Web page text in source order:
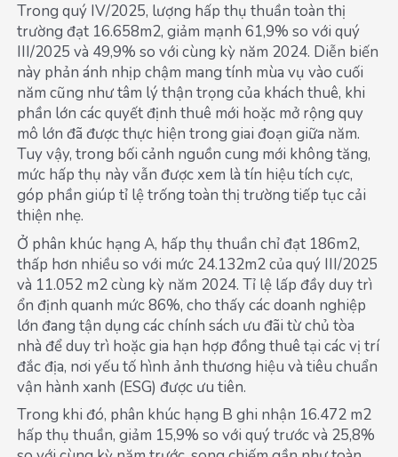
Trong quý IV/2025, lượng hấp thụ thuần toàn thị
trường đạt 16.658m2, giảm mạnh 61,9% so với quý
III/2025 và 49,9% so với cùng kỳ năm 2024. Diễn biến
này phản ánh nhịp chậm mang tính mùa vụ vào cuối
năm cũng như tâm lý thận trọng của khách thuê, khi
phần lớn các quyết định thuê mới hoặc mở rộng quy
mô lớn đã được thực hiện trong giai đoạn giữa năm.
Tuy vậy, trong bối cảnh nguồn cung mới không tăng,
mức hấp thụ này vẫn được xem là tín hiệu tích cực,
góp phần giúp tỉ lệ trống toàn thị trường tiếp tục cải
thiện nhẹ.
Ở phân khúc hạng A, hấp thụ thuần chỉ đạt 186m2,
thấp hơn nhiều so với mức 24.132m2 của quý III/2025
và 11.052 m2 cùng kỳ năm 2024. Tỉ lệ lấp đầy duy trì
ổn định quanh mức 86%, cho thấy các doanh nghiệp
lớn đang tận dụng các chính sách ưu đãi từ chủ tòa
nhà để duy trì hoặc gia hạn hợp đồng thuê tại các vị trí
đắc địa, nơi yếu tố hình ảnh thương hiệu và tiêu chuẩn
vận hành xanh (ESG) được ưu tiên.
Trong khi đó, phân khúc hạng B ghi nhận 16.472 m2
hấp thụ thuần, giảm 15,9% so với quý trước và 25,8%